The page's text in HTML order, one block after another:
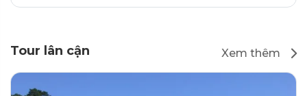
Tour lân cận Xem thêm